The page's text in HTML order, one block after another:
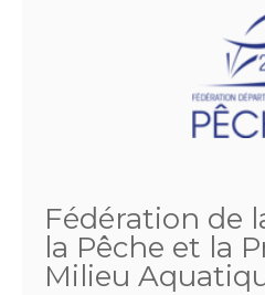
Fédération de
la Pêche et la
Milieu